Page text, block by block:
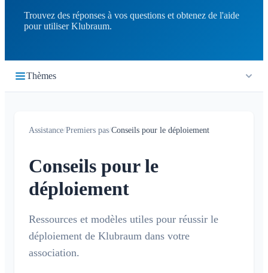
Trouvez des réponses à vos questions et obtenez de l'aide
pour utiliser Klubraum.
Thèmes
Démarrage rapide
Rejoindre un Klubraum
Nouveau Klubraum
Conseils pour utiliser l'application
Conseils pour le déploiement
Les enfants dans Klubraum
Assistance/Premiers pas/Conseils pour le déploiement
Conseils pour le
déploiement
Ressources et modèles utiles pour réussir le
déploiement de Klubraum dans votre
association.